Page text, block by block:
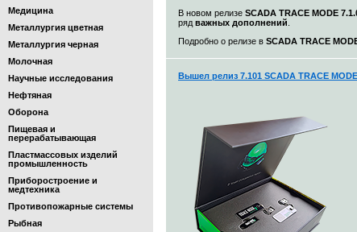
Медицина
Металлургия цветная
Металлургия черная
Молочная
Научные исследования
Нефтяная
Оборона
Пищевая и
перерабатывающая
Пластмассовых изделий
промышленность
Приборостроение и
медтехника
Противопожарные системы
Рыбная
В новом релизе SCADA TRACE MODE
ряд важных дополнений
Подробно о релизе в SCADA TRACE
Вышел релиз 7.101 SCADA TRACE MODE